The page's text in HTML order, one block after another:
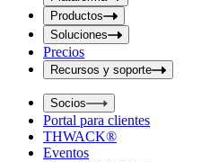
t
S
e
a
r
c
h
b
o
x
Productos
Soluciones
Precios
Recursos y soporte
Socios
Portal para clientes
THWACK®
Eventos